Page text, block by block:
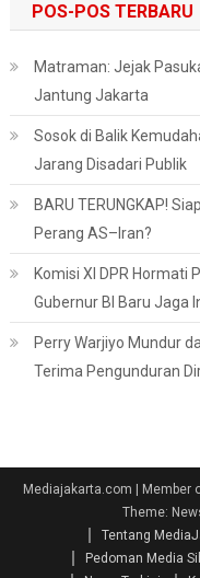
POS-POS TERBARU
Matraman: Jejak
Jantung Jakarta
Sosok di Balik
Jarang Disadari Publik
BARU TERUNGKAP!
Perang AS–Iran?
Komisi XI DPR Hormati
Gubernur BI Baru Jaga
Perry Warjiyo Mundur
Terima Pengunduran
Mediajakarta.com | Member
Theme:
Tentang
Pedoman Media